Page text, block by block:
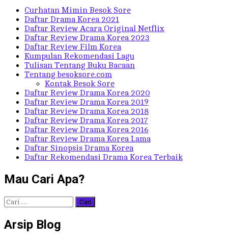
Curhatan Mimin Besok Sore
Daftar Drama Korea 2021
Daftar Review Acara Original Netflix
Daftar Review Drama Korea 2023
Daftar Review Film Korea
Kumpulan Rekomendasi Lagu
Tulisan Tentang Buku Bacaan
Tentang besoksore.com
Kontak Besok Sore
Daftar Review Drama Korea 2020
Daftar Review Drama Korea 2019
Daftar Review Drama Korea 2018
Daftar Review Drama Korea 2017
Daftar Review Drama Korea 2016
Daftar Review Drama Korea Lama
Daftar Sinopsis Drama Korea
Daftar Rekomendasi Drama Korea Terbaik
Mau Cari Apa?
Cari
untuk:
Arsip Blog